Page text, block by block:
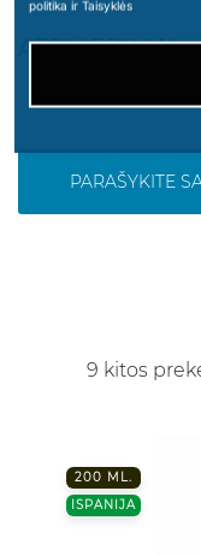
ATSILIEPIMAI
PARAŠYKITE
9 kitos
200 ML.
ISPANIJA
politika ir Taisyklės